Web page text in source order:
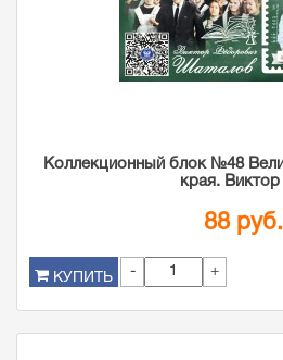
Коллекционный блок №48
края.
88 руб.
КУПИТЬ - +